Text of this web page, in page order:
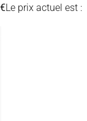
€Le prix actuel est :